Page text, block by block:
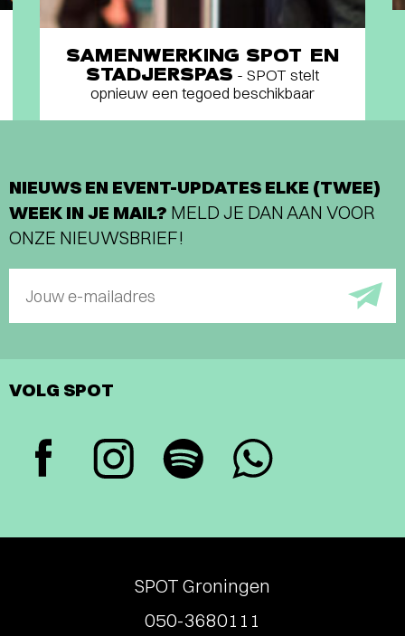
SAMENWERKING SPOT EN
STADJERSPAS - SPOT stelt
opnieuw een tegoed beschikbaar
NIEUWS EN EVENT-UPDATES ELKE (TWEE)
WEEK IN JE MAIL? MELD JE DAN AAN VOOR
ONZE NIEUWSBRIEF!
Jouw e-mailadres
VOLG SPOT
SPOT Groningen
050-3680111